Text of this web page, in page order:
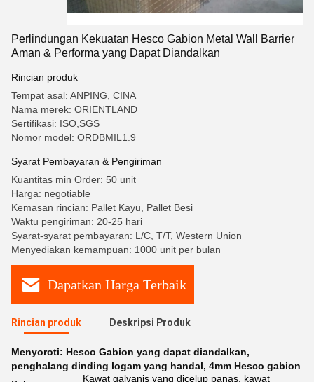
Perlindungan Kekuatan Hesco Gabion Metal Wall Barrier
Aman & Performa yang Dapat Diandalkan
Rincian produk
Tempat asal: ANPING, CINA
Nama merek: ORIENTLAND
Sertifikasi: ISO,SGS
Nomor model: ORDBMIL1.9
Syarat Pembayaran & Pengiriman
Kuantitas min Order: 50 unit
Harga: negotiable
Kemasan rincian: Pallet Kayu, Pallet Besi
Waktu pengiriman: 20-25 hari
Syarat-syarat pembayaran: L/C, T/T, Western Union
Menyediakan kemampuan: 1000 unit per bulan
Dapatkan Harga Terbaik
Rincian produk Deskripsi Produk
Menyoroti: Hesco Gabion yang dapat diandalkan,
penghalang dinding logam yang handal, 4mm Hesco gabion
Kawat galvanis yang dicelup panas, kawat